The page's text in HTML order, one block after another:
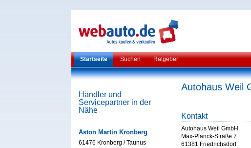
Startseite Suchen Ratgeber
Händler und
Servicepartner in der
Nähe
Aston Martin Kronberg
61476 Kronberg / Taunus
Autohaus Weil
Kontakt
Autohaus Weil GmbH
Max-Planck-Straße 7
61381 Friedrichsdorf